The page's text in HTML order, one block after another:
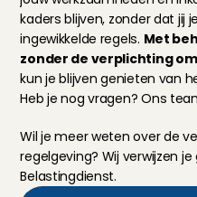
kaders blijven, zonder dat jij
ingewikkelde regels. Met
zonder de verplichting om
kun je blijven genieten van
Heb je nog vragen? Ons
Wil je meer weten over de
Belastingdienst.